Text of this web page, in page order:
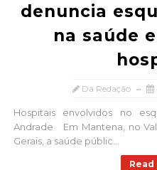
denuncia
na saúde
Da Redação
Hospitais envolvidos no
Andrade Em Mantena, no
Gerais, a saúde públic...
Read